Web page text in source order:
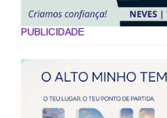
PUBLICIDADE